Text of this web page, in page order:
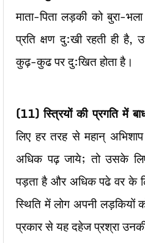
माता-पिता लड़की को बुरा-
प्रति क्षण दु:खी रहती ही
कुढ़-कुढ पर दु:खित होता है।
(11)स्त्रियों की प्रगति में
लिए हर तरह से महान्
अधिक पढ़ जाये; तो उसके
पड़ता है और अधिक पढे वर के
स्थिति में लोग अपनी लड़कियों
प्रकार से यह दहेज प्रश्रा